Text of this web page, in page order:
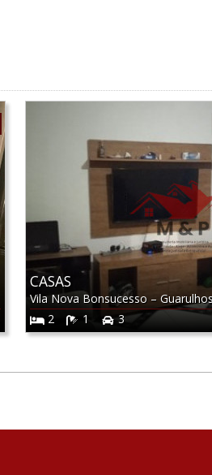
CASAS
Vila Nova Bonsucesso –
2
1 3